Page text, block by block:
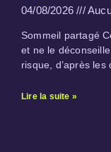
04/08/2026
Sommeil partagé
et ne le
risque, d’après les
Lire la suite »